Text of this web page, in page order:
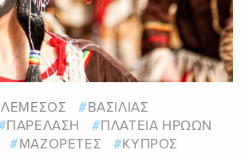
ΛΕΜΕΣΟΣ
ΒΑΣΙΛΙΑΣ
ΠΑΡΕΛΑΣΗ
ΠΛΑΤΕΙΑ ΗΡΩΩΝ
ΜΑΖΟΡΕΤΕΣ ΚΥΠΡΟΣ